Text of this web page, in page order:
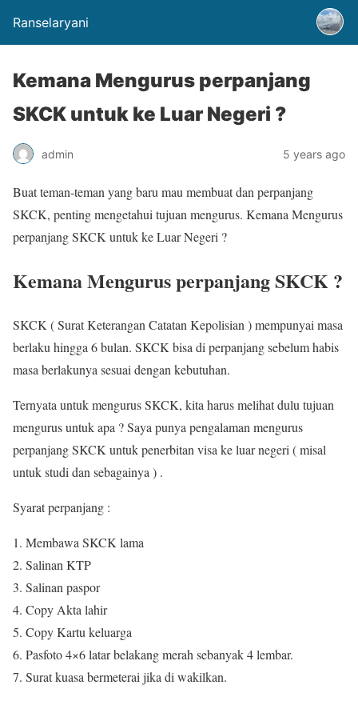
Ranselaryani
Kemana Mengurus perpanjang
SKCK untuk ke Luar Negeri ?
admin 5 years ago
Buat teman-teman yang baru mau membuat dan perpanjang
SKCK, penting mengetahui tujuan mengurus. Kemana Mengurus
perpanjang SKCK untuk ke Luar Negeri ?
Kemana Mengurus perpanjang SKCK ?
SKCK ( Surat Keterangan Catatan Kepolisian ) mempunyai masa
berlaku hingga 6 bulan. SKCK bisa di perpanjang sebelum habis
masa berlakunya sesuai dengan kebutuhan.
Ternyata untuk mengurus SKCK, kita harus melihat dulu tujuan
mengurus untuk apa ? Saya punya pengalaman mengurus
perpanjang SKCK untuk penerbitan visa ke luar negeri ( misal
untuk studi dan sebagainya ) .
Syarat perpanjang :
Membawa SKCK lama
Salinan KTP
Salinan paspor
Copy Akta lahir
Copy Kartu keluarga
Pasfoto 4×6 latar belakang merah sebanyak 4 lembar.
Surat kuasa bermeterai jika di wakilkan.